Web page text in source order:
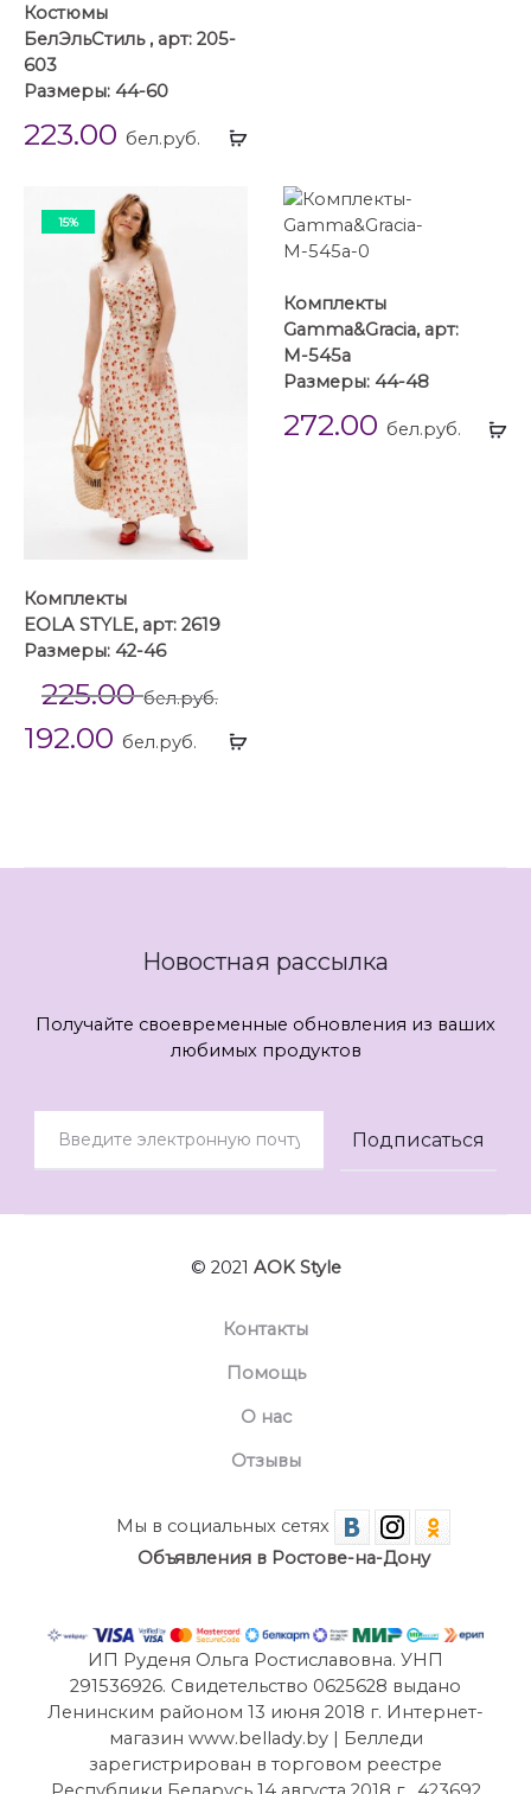
Выбрать
Костюмы
БелЭльСтиль , арт: 205-
603
Размеры: 44-60
223.00 бел.руб.
15%
Выбрать
Комплекты
EOLA STYLE, арт: 2619
Размеры: 42-46
225.00бел.руб.
192.00 бел.руб.
Комплекты
Gamma&Gracia, арт:
М-545а
Размеры: 44-48
272.00 бел.руб.
Новостная рассылка
Получайте своевременные обновления из ваших
любимых продуктов
© 2021 AOK Style
Контакты
Помощь
О нас
Отзывы
Мы в социальных сетях
Объявления в Ростове-на-Дону
ИП Руденя Ольга Ростиславовна. УНП
291536926. Свидетельство 0625628 выдано
Ленинским районом 13 июня 2018 г. Интернет-
магазин www.bellady.by | Белледи
зарегистрирован в торговом реестре